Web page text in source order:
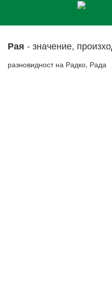
Рая - значение,
разновидност на Радко, Рада